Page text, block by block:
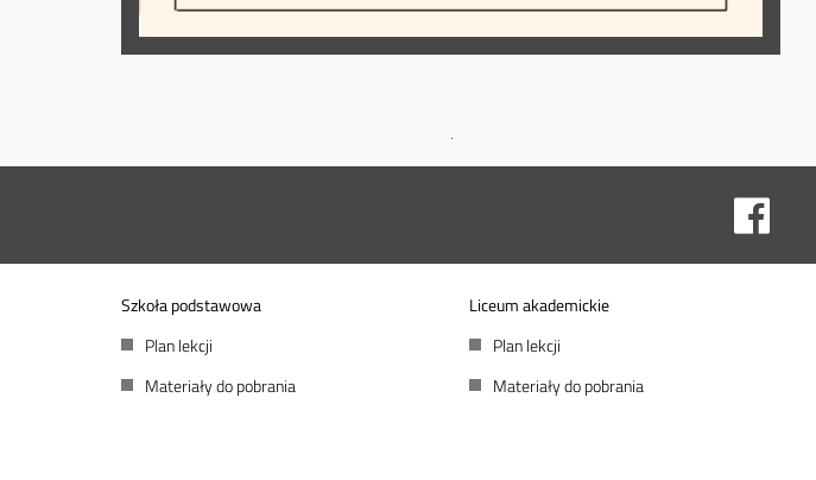
Szkoła podstawowa
Plan lekcji
Materiały do pobrania
Liceum akademickie
Plan lekcji
Materiały do pobrania